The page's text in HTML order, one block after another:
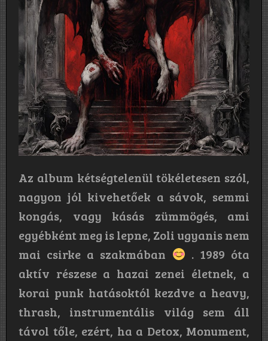
Az album kétségtelenül tökéletesen szól,
nagyon jól kivehetőek a sávok, semmi
kongás, vagy kásás zümmögés, ami
egyébként meg is lepne, Zoli ugyanis nem
mai csirke a szakmában
. 1989 óta
aktív részese a hazai zenei életnek, a
korai punk hatásoktól kezdve a heavy,
thrash, instrumentális világ sem áll
távol tőle, ezért, ha a Detox, Monument,